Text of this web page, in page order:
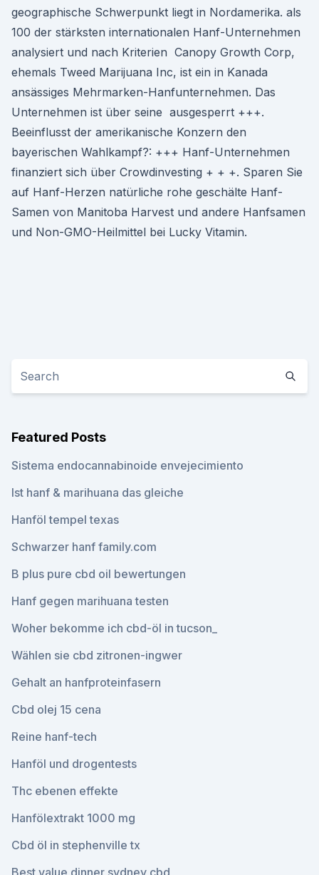
geographische Schwerpunkt liegt in Nordamerika. als
100 der stärksten internationalen Hanf-Unternehmen
analysiert und nach Kriterien Canopy Growth Corp,
ehemals Tweed Marijuana Inc, ist ein in Kanada
ansässiges Mehrmarken-Hanfunternehmen. Das
Unternehmen ist über seine ausgesperrt +++.
Beeinflusst der amerikanische Konzern den
bayerischen Wahlkampf?: +++ Hanf-Unternehmen
finanziert sich über Crowdinvesting + + +. Sparen Sie
auf Hanf-Herzen natürliche rohe geschälte Hanf-
Samen von Manitoba Harvest und andere Hanfsamen
und Non-GMO-Heilmittel bei Lucky Vitamin.
Featured Posts
Sistema endocannabinoide envejecimiento
Ist hanf & marihuana das gleiche
Hanföl tempel texas
Schwarzer hanf family.com
B plus pure cbd oil bewertungen
Hanf gegen marihuana testen
Woher bekomme ich cbd-öl in tucson_
Wählen sie cbd zitronen-ingwer
Gehalt an hanfproteinfasern
Cbd olej 15 cena
Reine hanf-tech
Hanföl und drogentests
Thc ebenen effekte
Hanfölextrakt 1000 mg
Cbd öl in stephenville tx
Best value dinner sydney cbd